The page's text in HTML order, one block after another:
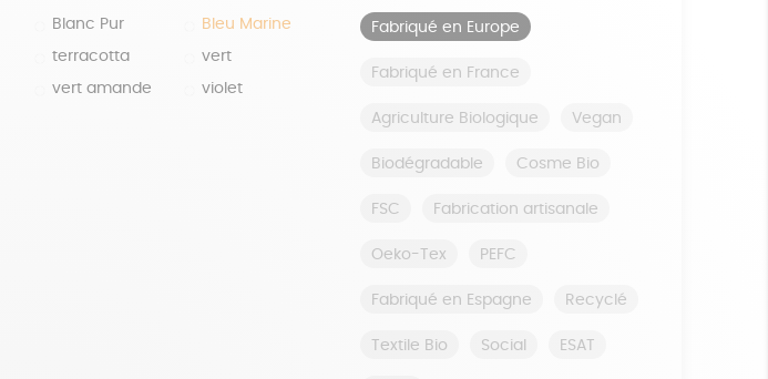
Blanc Pur Bleu Marine
terracotta vert
vert amande violet
Fabriqué en Europe
Fabriqué en France
Agriculture Biologique Vegan
Biodégradable Cosme Bio
FSC Fabrication artisanale
Oeko-Tex PEFC
Fabriqué en Espagne Recyclé
Textile Bio Social ESAT